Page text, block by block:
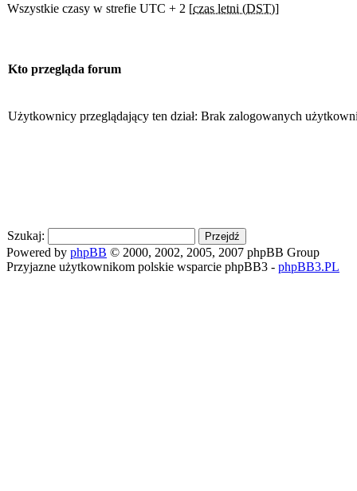
Wszystkie czasy w strefie UTC + 2 [czas letni (DST)]
Kto przegląda forum
Użytkownicy przeglądający ten dział: Brak zalogowanych
Szukaj:
Powered by phpBB © 2000, 2002, 2005, 2007 phpBB Group
Przyjazne użytkownikom polskie wsparcie phpBB3 - phpBB3.PL